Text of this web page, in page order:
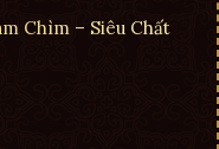
Chìm – Siêu Chất